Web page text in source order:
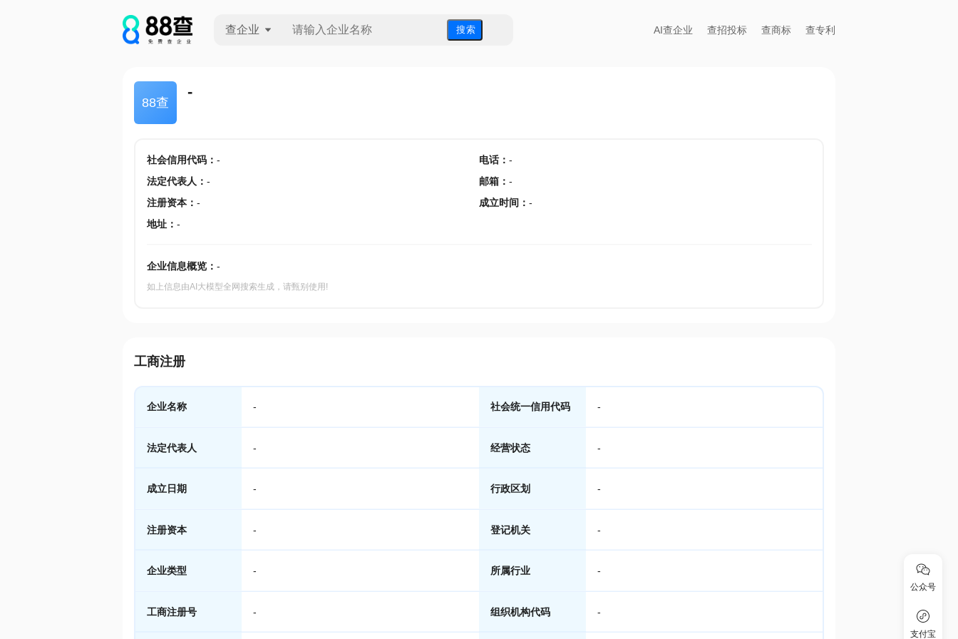
查企业 搜 索 AI查企业 查招投标 查商标 查专利
88查
-
社会信用代码： - 电话： -
法定代表人 ： - 邮箱 ： -
注册资本： - 成立时间 ： -
地址： -
企业信息概览： -
如上信息由AI大模型全网搜索生成，请甄别使用!
工商注册
企业名称 - 社会统一信用代码 -
法定代表人 - 经营状态 -
成立日期 - 行政区划 -
注册资本 - 登记机关 -
企业类型 - 所属行业 -
工商注册号 - 组织机构代码 -
公众号
支付宝